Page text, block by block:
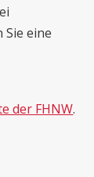
eine
der FHNW.